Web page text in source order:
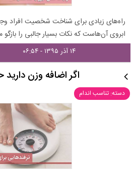
راه‌های زیادی برای شناخت شخصیت افراد
ابروی آن‌هاست که نکات بسیار جالبی را بازگو
۱۴ آذر ۱۳۹۵ - ۰۶:۵۴
اگر اضافه وزن دارید
دسته: تناسب اندام